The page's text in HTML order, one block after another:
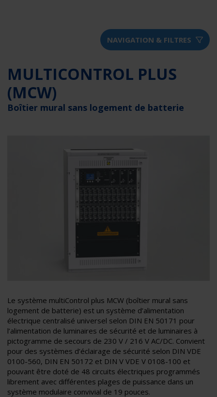
NAVIGATION & FILTRES
MULTICONTROL PLUS
(MCW)
Boîtier mural sans logement de batterie
Le système multiControl plus MCW (boîtier mural sans
logement de batterie) est un système d’alimentation
électrique centralisé universel selon DIN EN 50171 pour
l’alimentation de luminaires de sécurité et de luminaires à
pictogramme de secours de 230 V / 216 V AC/DC. Convient
pour des systèmes d’éclairage de sécurité selon DIN VDE
0100-560, DIN EN 50172 et DIN V VDE V 0108-100 et
pouvant être doté de 48 circuits électriques programmés
librement avec différentes plages de puissance dans un
système modulaire convivial de 19 pouces.